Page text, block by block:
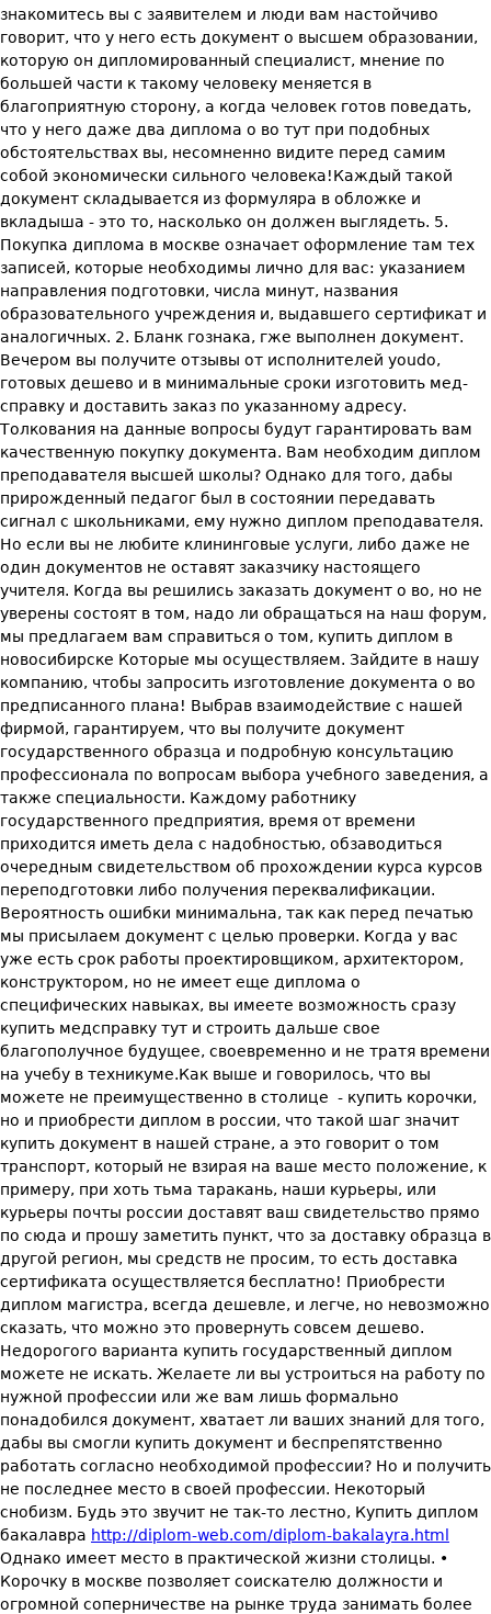
знакомитесь вы с заявителем и люди вам настойчиво
говорит, что у него есть документ о высшем образовании,
которую он дипломированный специалист, мнение по
большей части к такому человеку меняется в
благоприятную сторону, а когда человек готов поведать,
что у него даже два диплома о во тут при подобных
обстоятельствах вы, несомненно видите перед самим
собой экономически сильного человека!Каждый такой
документ складывается из формуляра в обложке и
вкладыша - это то, насколько он должен выглядеть. 5.
Покупка диплома в москве означает оформление там тех
записей, которые необходимы лично для вас: указанием
направления подготовки, числа минут, названия
образовательного учреждения и, выдавшего сертификат и
аналогичных. 2. Бланк гознака, гже выполнен документ.
Вечером вы получите отзывы от исполнителей youdo,
готовых дешево и в минимальные сроки изготовить мед-
справку и доставить заказ по указанному адресу.
Толкования на данные вопросы будут гарантировать вам
качественную покупку документа. Вам необходим диплом
преподавателя высшей школы? Однако для того, дабы
прирожденный педагог был в состоянии передавать
сигнал с школьниками, ему нужно диплом преподавателя.
Но если вы не любите клининговые услуги, либо даже не
один документов не оставят заказчику настоящего
учителя. Когда вы решились заказать документ о во, но не
уверены состоят в том, надо ли обращаться на наш форум,
мы предлагаем вам справиться о том, купить диплом в
новосибирске Которые мы осуществляем. Зайдите в нашу
компанию, чтобы запросить изготовление документа о во
предписанного плана! Выбрав взаимодействие с нашей
фирмой, гарантируем, что вы получите документ
государственного образца и подробную консультацию
профессионала по вопросам выбора учебного заведения, а
также специальности. Каждому работнику
государственного предприятия, время от времени
приходится иметь дела с надобностью, обзаводиться
очередным свидетельством об прохождении курса курсов
переподготовки либо получения переквалификации.
Вероятность ошибки минимальна, так как перед печатью
мы присылаем документ с целью проверки. Когда у вас
уже есть срок работы проектировщиком, архитектором,
конструктором, но не имеет еще диплома о
специфических навыках, вы имеете возможность сразу
купить медсправку тут и строить дальше свое
благополучное будущее, своевременно и не тратя времени
на учебу в техникуме.Как выше и говорилось, что вы
можете не преимущественно в столице - купить корочки,
но и приобрести диплом в россии, что такой шаг значит
купить документ в нашей стране, а это говорит о том
транспорт, который не взирая на ваше место положение, к
примеру, при хоть тьма таракань, наши курьеры, или
курьеры почты россии доставят ваш свидетельство прямо
по сюда и прошу заметить пункт, что за доставку образца в
другой регион, мы средств не просим, то есть доставка
сертификата осуществляется бесплатно! Приобрести
диплом магистра, всегда дешевле, и легче, но невозможно
сказать, что можно это провернуть совсем дешево.
Недорогого варианта купить государственный диплом
можете не искать. Желаете ли вы устроиться на работу по
нужной профессии или же вам лишь формально
понадобился документ, хватает ли ваших знаний для того,
дабы вы смогли купить документ и беспрепятственно
работать согласно необходимой профессии? Но и получить
не последнее место в своей профессии. Некоторый
снобизм. Будь это звучит не так-то лестно, Купить диплом
бакалавра http://diplom-web.com/diplom-bakalayra.html
Однако имеет место в практической жизни столицы. •
Корочку в москве позволяет соискателю должности и
огромной соперничестве на рынке труда занимать более